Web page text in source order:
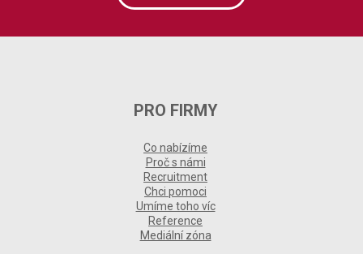
PRO FIRMY
Co nabízíme
Proč s námi
Recruitment
Chci pomoci
Umíme toho víc
Reference
Mediální zóna